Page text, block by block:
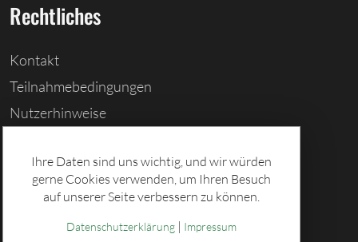
Rechtliches
Kontakt
Teilnahmebedingungen
Nutzerhinweise
Cookies löschen
Datenschutz
Ihre Daten sind uns wichtig, und wir würden
gerne Cookies verwenden, um Ihren Besuch
auf unserer Seite verbessern zu können.
Datenschutzerklärung| Impressum